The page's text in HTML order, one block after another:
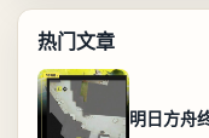
热门文章